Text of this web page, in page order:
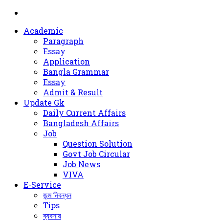
Academic
Paragraph
Essay
Application
Bangla Grammar
Essay
Admit & Result
Update Gk
Daily Current Affairs
Bangladesh Affairs
Job
Question Solution
Govt Job Circular
Job News
VIVA
E-Service
জন্ম নিবন্ধন
Tips
ব্যবসায়